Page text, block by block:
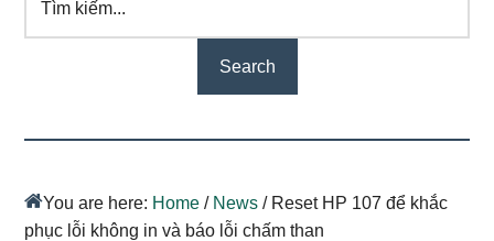
kiếm...
You are here: Home / News /Reset HP 107 để khắc
phục lỗi không in và báo lỗi chấm than